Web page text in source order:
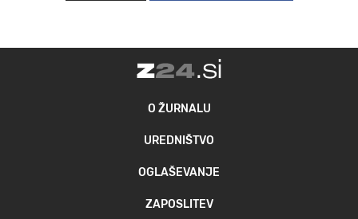
O ŽURNALU
UREDNIŠTVO
OGLAŠEVANJE
ZAPOSLITEV